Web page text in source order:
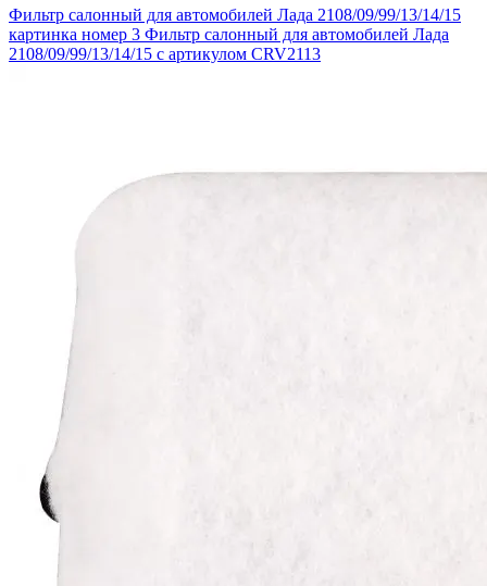
Фильтр салонный для автомобилей Лада 2108/09/99/13/14/15
картинка номер 3 Фильтр салонный для автомобилей Лада
2108/09/99/13/14/15 с артикулом CRV2113